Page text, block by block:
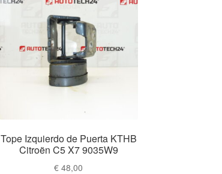
Tope Izquierdo de Puerta KTHB
Citroën C5 X7 9035W9
€ 48,00